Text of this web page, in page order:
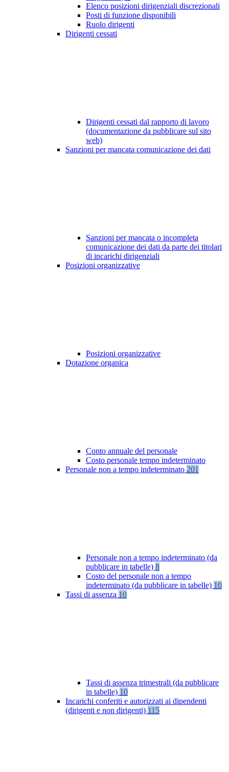
Elenco posizioni dirigenziali discrezionali
Posti di funzione disponibili
Ruolo dirigenti
Dirigenti cessati
Dirigenti cessati dal rapporto di lavoro
(documentazione da pubblicare sul sito
web)
Sanzioni per mancata comunicazione dei dati
Sanzioni per mancata o incompleta
comunicazione dei dati da parte dei titolari
di incarichi dirigenziali
Posizioni organizzative
Posizioni organizzative
Dotazione organica
Conto annuale del personale
Costo personale tempo indeterminato
Personale non a tempo indeterminato 201
Personale non a tempo indeterminato (da
pubblicare in tabelle) 8
Costo del personale non a tempo
indeterminato (da pubblicare in tabelle) 10
Tassi di assenza 10
Tassi di assenza trimestrali (da pubblicare
in tabelle) 10
Incarichi conferiti e autorizzati ai dipendenti
(dirigenti e non dirigenti) 115